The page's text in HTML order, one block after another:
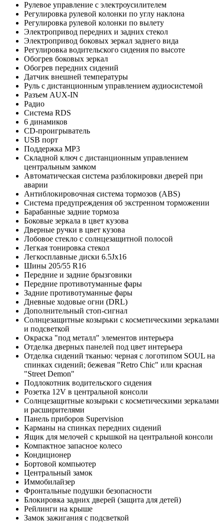
Рулевое управление с электроусилителем
Регулировка рулевой колонки по углу наклона
Регулировка рулевой колонки по вылету
Электропривод передних и задних стекол
Электропривод боковых зеркал заднего вида
Регулировка водительского сидения по высоте
Обогрев боковых зеркал
Обогрев передних сидений
Датчик внешней температуры
Руль с дистанционным управлением аудиосистемой
Разъем AUX-IN
Радио
Система RDS
6 динамиков
CD-проигрыватель
USB порт
Поддержка MP3
Складной ключ с дистанционным управлением
центральным замком
Автоматическая система разблокировки дверей при
аварии
Антиблокировочная система тормозов (ABS)
Система предупреждения об экстренном торможении
Барабанные задние тормоза
Боковые зеркала в цвет кузова
Дверные ручки в цвет кузова
Лобовое стекло с солнцезащитной полосой
Легкая тонировка стекол
Легкосплавные диски 6.5Jx16
Шины 205/55 R16
Передние и задние брызговики
Передние противотуманные фары
Задние противотуманные фары
Дневные ходовые огни (DRL)
Дополнительный стоп-сигнал
Солнцезащитные козырьки с косметическими зеркалами
и подсветкой
Окраска "под металл" элементов интерьера
Отделка дверных панелей под цвет интерьера
Отделка сидений тканью: черная c логотипом SOUL на
спинках сидений; бежевая "Retro Chic" или красная
"Street Demon"
Подлокотник водительского сидения
Розетка 12V в центральной консоли
Солнцезащитные козырьки с косметическими зеркалами
и расширителями
Панель приборов Supervision
Карманы на спинках передних сидений
Ящик для мелочей с крышкой на центральной консоли
Компактное запасное колесо
Кондиционер
Бортовой компьютер
Центральный замок
Иммобилайзер
Фронтальные подушки безопасности
Блокировка задних дверей (защита для детей)
Рейлинги на крыше
Замок зажигания с подсветкой